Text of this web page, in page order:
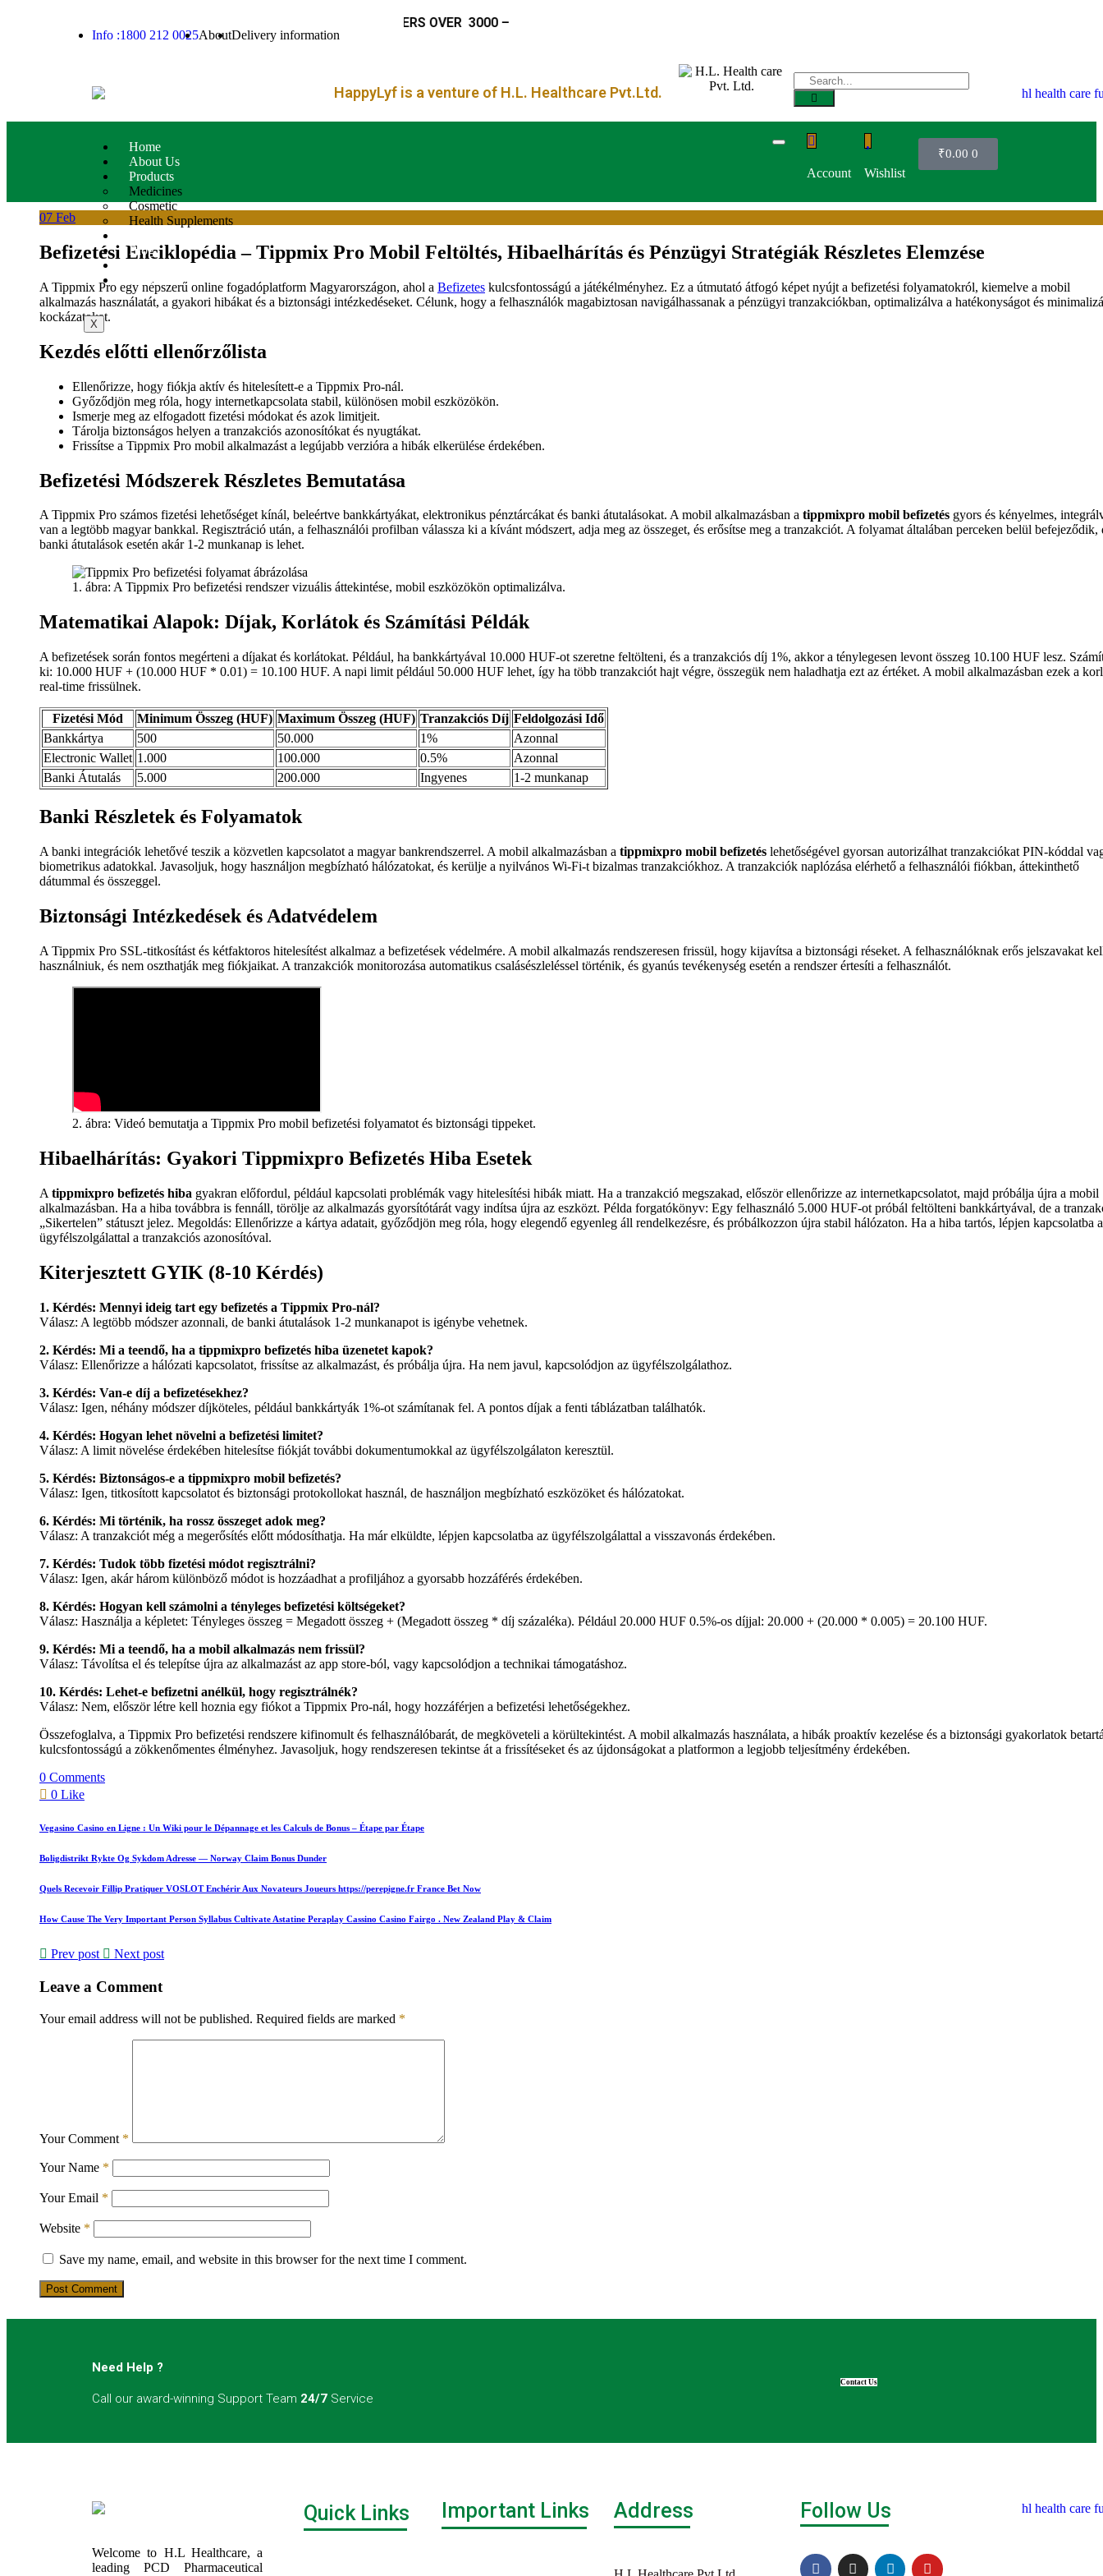
Info :1800 212 0025AboutDelivery information
– FREE SHIPPING FOR ORDERS OVER₹ 3000 –
HappyLyf is a venture of H.L. Healthcare Pvt.Ltd.
Home
About Us
Products
Medicines
Cosmetic
Health Supplements
Blog
Product List
X
Account Wishlist
₹0.00 0
07 Feb
Befizetési Enciklopédia – Tippmix Pro Mobil Feltöltés, Hibaelhárítás és Pénzügyi Stratégiák Részletes Elemzése
A Tippmix Pro egy népszerű online fogadóplatform Magyarországon, ahol a Befizetes kulcsfontosságú a játékélményhez. Ez a útmutató átfogó képet nyújt a befizetési folyamatokról, kiemelve a mobil
alkalmazás használatát, a gyakori hibákat és a biztonsági intézkedéseket. Célunk, hogy a felhasználók magabiztosan navigálhassanak a pénzügyi tranzakciókban, optimalizálva a hatékonyságot és
kockázatokat.
Kezdés előtti ellenőrzőlista
Ellenőrizze, hogy fiókja aktív és hitelesített-e a Tippmix Pro-nál.
Győződjön meg róla, hogy internetkapcsolata stabil, különösen mobil eszközökön.
Ismerje meg az elfogadott fizetési módokat és azok limitjeit.
Tárolja biztonságos helyen a tranzakciós azonosítókat és nyugtákat.
Frissítse a Tippmix Pro mobil alkalmazást a legújabb verzióra a hibák elkerülése érdekében.
Befizetési Módszerek Részletes Bemutatása
A Tippmix Pro számos fizetési lehetőséget kínál, beleértve bankkártyákat, elektronikus pénztárcákat és banki átutalásokat. A mobil alkalmazásban a tippmixpro mobil befizetés gyors és kényelmes,
van a legtöbb magyar bankkal. Regisztráció után, a felhasználói profilban válassza ki a kívánt módszert, adja meg az összeget, és erősítse meg a tranzakciót. A folyamat általában perceken belül befejeződik,
banki átutalások esetén akár 1-2 munkanap is lehet.
1. ábra: A Tippmix Pro befizetési rendszer vizuális áttekintése, mobil eszközökön optimalizálva.
Matematikai Alapok: Díjak, Korlátok és Számítási Példák
A befizetések során fontos megérteni a díjakat és korlátokat. Például, ha bankkártyával 10.000 HUF-ot szeretne feltölteni, és a tranzakciós díj 1%, akkor a ténylegesen levont összeg 10.100 HUF lesz.
ki: 10.000 HUF + (10.000 HUF * 0.01) = 10.100 HUF. A napi limit például 50.000 HUF lehet, így ha több tranzakciót hajt végre, összegük nem haladhatja ezt az értéket. A mobil alkalmazásban ezek a
real-time frissülnek.
Fizetési Mód Minimum Összeg (HUF) Maximum Összeg (HUF) Tranzakciós Díj Feldolgozási Idő
Bankkártya
500 50.000 1%
Azonnal
Electronic Wallet 1.000 100.000 0.5%
Azonnal
Banki Átutalás
5.000 200.000 Ingyenes 1-2 munkanap
Banki Részletek és Folyamatok
A banki integrációk lehetővé teszik a közvetlen kapcsolatot a magyar bankrendszerrel. A mobil alkalmazásban a tippmixpro mobil befizetés lehetőségével gyorsan autorizálhat tranzakciókat PIN-kóddal
biometrikus adatokkal. Javasoljuk, hogy használjon megbízható hálózatokat, és kerülje a nyilvános Wi-Fi-t bizalmas tranzakciókhoz. A tranzakciók naplózása elérhető a felhasználói fiókban, áttekinthető
dátummal és összeggel.
Biztonsági Intézkedések és Adatvédelem
A Tippmix Pro SSL-titkosítást és kétfaktoros hitelesítést alkalmaz a befizetések védelmére. A mobil alkalmazás rendszeresen frissül, hogy kijavítsa a biztonsági réseket. A felhasználóknak erős jelszavakat
használniuk, és nem oszthatják meg fiókjaikat. A tranzakciók monitorozása automatikus csalásészleléssel történik, és gyanús tevékenység esetén a rendszer értesíti a felhasználót.
2. ábra: Videó bemutatja a Tippmix Pro mobil befizetési folyamatot és biztonsági tippeket.
Hibaelhárítás: Gyakori Tippmixpro Befizetés Hiba Esetek
A tippmixpro befizetés hiba gyakran előfordul, például kapcsolati problémák vagy hitelesítési hibák miatt. Ha a tranzakció megszakad, először ellenőrizze az internetkapcsolatot, majd próbálja újra a mobil
alkalmazásban. Ha a hiba továbbra is fennáll, törölje az alkalmazás gyorsítótárát vagy indítsa újra az eszközt. Példa forgatókönyv: Egy felhasználó 5.000 HUF-ot próbál feltölteni bankkártyával, de a
„Sikertelen” státuszt jelez. Megoldás: Ellenőrizze a kártya adatait, győződjön meg róla, hogy elegendő egyenleg áll rendelkezésre, és próbálkozzon újra stabil hálózaton. Ha a hiba tartós, lépjen kapcsolatba
ügyfélszolgálattal a tranzakciós azonosítóval.
Kiterjesztett GYIK (8-10 Kérdés)
1. Kérdés: Mennyi ideig tart egy befizetés a Tippmix Pro-nál?
Válasz: A legtöbb módszer azonnali, de banki átutalások 1-2 munkanapot is igénybe vehetnek.
2. Kérdés: Mi a teendő, ha a tippmixpro befizetés hiba üzenetet kapok?
Válasz: Ellenőrizze a hálózati kapcsolatot, frissítse az alkalmazást, és próbálja újra. Ha nem javul, kapcsolódjon az ügyfélszolgálathoz.
3. Kérdés: Van-e díj a befizetésekhez?
Válasz: Igen, néhány módszer díjköteles, például bankkártyák 1%-ot számítanak fel. A pontos díjak a fenti táblázatban találhatók.
4. Kérdés: Hogyan lehet növelni a befizetési limitet?
Válasz: A limit növelése érdekében hitelesítse fiókját további dokumentumokkal az ügyfélszolgálaton keresztül.
5. Kérdés: Biztonságos-e a tippmixpro mobil befizetés?
Válasz: Igen, titkosított kapcsolatot és biztonsági protokollokat használ, de használjon megbízható eszközöket és hálózatokat.
6. Kérdés: Mi történik, ha rossz összeget adok meg?
Válasz: A tranzakciót még a megerősítés előtt módosíthatja. Ha már elküldte, lépjen kapcsolatba az ügyfélszolgálattal a visszavonás érdekében.
7. Kérdés: Tudok több fizetési módot regisztrálni?
Válasz: Igen, akár három különböző módot is hozzáadhat a profiljához a gyorsabb hozzáférés érdekében.
8. Kérdés: Hogyan kell számolni a tényleges befizetési költségeket?
Válasz: Használja a képletet: Tényleges összeg = Megadott összeg + (Megadott összeg * díj százaléka). Például 20.000 HUF 0.5%-os díjjal: 20.000 + (20.000 * 0.005) = 20.100 HUF.
9. Kérdés: Mi a teendő, ha a mobil alkalmazás nem frissül?
Válasz: Távolítsa el és telepítse újra az alkalmazást az app store-ból, vagy kapcsolódjon a technikai támogatáshoz.
10. Kérdés: Lehet-e befizetni anélkül, hogy regisztrálnék?
Válasz: Nem, először létre kell hoznia egy fiókot a Tippmix Pro-nál, hogy hozzáférjen a befizetési lehetőségekhez.
Összefoglalva, a Tippmix Pro befizetési rendszere kifinomult és felhasználóbarát, de megköveteli a körültekintést. A mobil alkalmazás használata, a hibák proaktív kezelése és a biztonsági gyakorlatok
kulcsfontosságú a zökkenőmentes élményhez. Javasoljuk, hogy rendszeresen tekintse át a frissítéseket és az újdonságokat a platformon a legjobb teljesítmény érdekében.
0 Comments
0 Like
Vegasino Casino en Ligne : Un Wiki pour le Dépannage et les Calculs de Bonus – Étape par Étape
Boligdistrikt Rykte Og Sykdom Adresse — Norway Claim Bonus Dunder
Quels Recevoir Fillip Pratiquer VOSLOT Enchérir Aux Novateurs Joueurs https://perepigne.fr France Bet Now
How Cause The Very Important Person Syllabus Cultivate Astatine Peraplay Cassino Casino Fairgo . New Zealand Play & Claim
Prev post Next post
Leave a Comment
Your email address will not be published. Required fields are marked *
Your Comment *
Your Name *
Your Email *
Website *
Save my name, email, and website in this browser for the next time I comment.
Post Comment
Need Help ?
Call our award-winning Support Team 24/7 Service
Contact Us
Welcome to H.L Healthcare, a
leading PCD Pharmaceutical
Quick Links Important Links Address Follow Us